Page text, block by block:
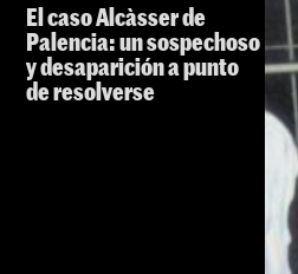
El caso Alcàsser de
Palencia: un sospechoso
y desaparición a punto
de resolverse